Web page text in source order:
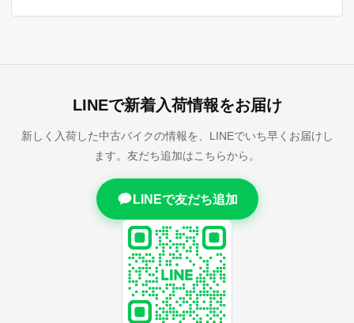
LINEで新着入荷情報をお届け
新しく入荷した中古バイクの情報を、LINEでいち早くお届けし
ます。友だち追加はこちらから。
LINEで友だち追加